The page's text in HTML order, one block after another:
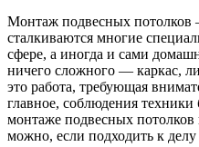
Монтаж подвесных потолков
сталкиваются многие
сфере, а иногда и сами
ничего сложного — каркас,
это работа, требующая
главное, соблюдения
монтаже подвесных потолков
можно, если подходить к делу